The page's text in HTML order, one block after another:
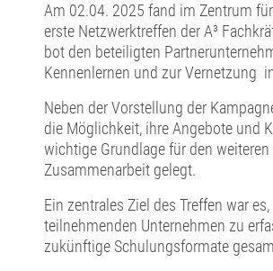
Am 02.04. 2025 fand im Zentrum
erste Netzwerktreffen der A³
bot den beteiligten
Kennenlernen und zur Vernetzung
Neben der Vorstellung der
die Möglichkeit, ihre Angebote und
wichtige Grundlage für den
Zusammenarbeit gelegt.
Ein zentrales Ziel des Treffen war
teilnehmenden Unternehmen zu
zukünftige Schulungsformate